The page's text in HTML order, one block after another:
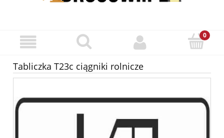
Tabliczka T23c ciągniki rolnicze